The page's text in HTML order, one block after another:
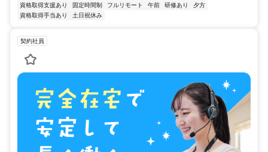
資格取得支援あり 固定時間制 フルリモート 午前 研修あり
夕方
資格取得手当あり
土日祝休み
契約社員